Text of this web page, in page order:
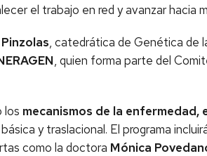
el trabajo en red y avanzar hacia
, catedrática de Genética de
, quien forma parte del
los mecanismos de la
y traslacional. El programa
como la doctora Mónica